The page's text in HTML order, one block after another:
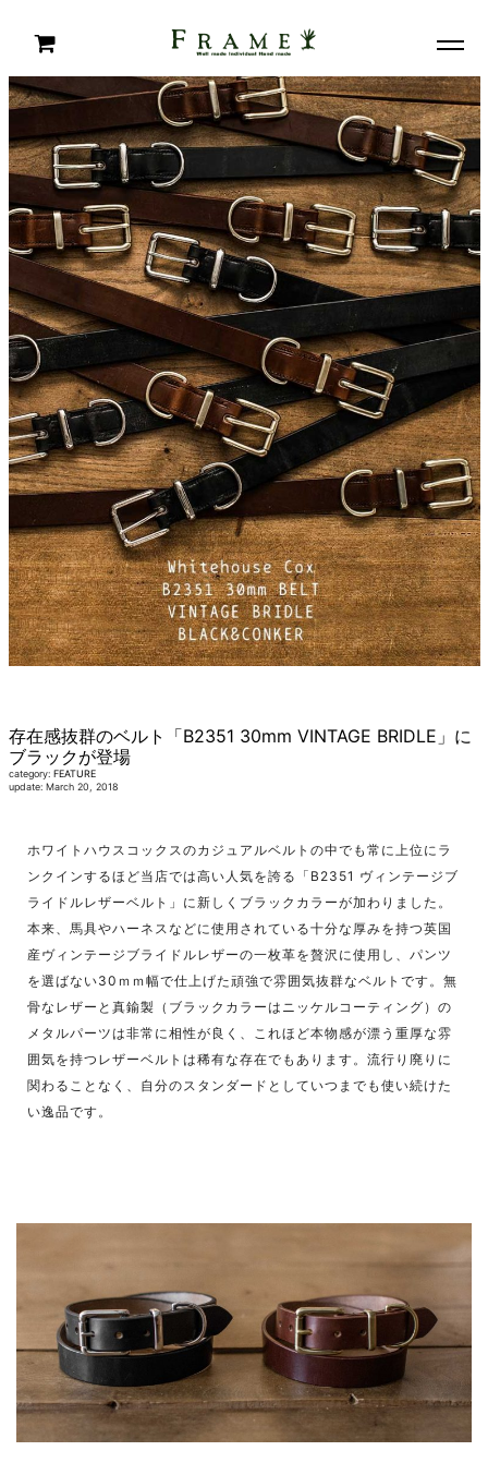
存在感抜群のベルト「B2351 30mm VINTAGE BRIDLE」に
ブラックが登場
category: FEATURE
update: March 20, 2018
ホワイトハウスコックスのカジュアルベルトの中でも常に上位にラ
ンクインするほど当店では高い人気を誇る「B2351 ヴィンテージブ
ライドルレザーベルト」に新しくブラックカラーが加わりました。
本来、馬具やハーネスなどに使用されている十分な厚みを持つ英国
産ヴィンテージブライドルレザーの一枚革を贅沢に使用し、パンツ
を選ばない30ｍｍ幅で仕上げた頑強で雰囲気抜群なベルトです。無
骨なレザーと真鍮製（ブラックカラーはニッケルコーティング）の
メタルパーツは非常に相性が良く、これほど本物感が漂う重厚な雰
囲気を持つレザーベルトは稀有な存在でもあります。流行り廃りに
関わることなく、自分のスタンダードとしていつまでも使い続けた
い逸品です。